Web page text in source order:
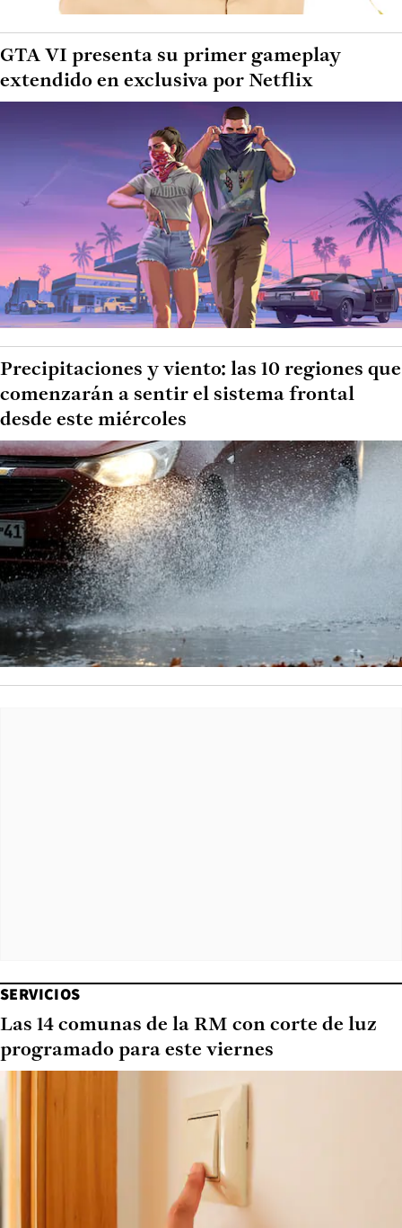
GTA VI presenta su primer gameplay
extendido en exclusiva por Netflix
Precipitaciones y viento: las 10 regiones que
comenzarán a sentir el sistema frontal
desde este miércoles
SERVICIOS
Las 14 comunas de la RM con corte de luz
programado para este viernes